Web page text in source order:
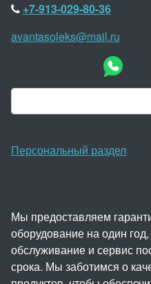
+7-913-029-80-36
avantasoleks@mail.ru
Персональный раздел
Мы предоставляем
оборудование на один
обслуживание и сервис
срока. Мы заботимся о